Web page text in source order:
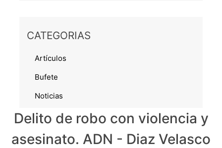
CATEGORIAS
Artículos
Bufete
Noticias
Delito de robo con violencia y
asesinato. ADN - Diaz Velasco